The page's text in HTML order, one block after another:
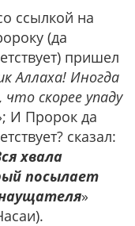
ссылкой на
(да
пришел
Аллаха! Иногда
скорее упаду
И Пророк да
сказал:
хвала
посылает
»